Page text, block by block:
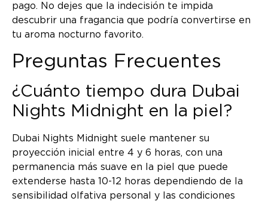
pago. No dejes que la indecisión te impida
descubrir una fragancia que podría convertirse en
tu aroma nocturno favorito.
Preguntas Frecuentes
¿Cuánto tiempo dura Dubai
Nights Midnight en la piel?
Dubai Nights Midnight suele mantener su
proyección inicial entre 4 y 6 horas, con una
permanencia más suave en la piel que puede
extenderse hasta 10-12 horas dependiendo de la
sensibilidad olfativa personal y las condiciones